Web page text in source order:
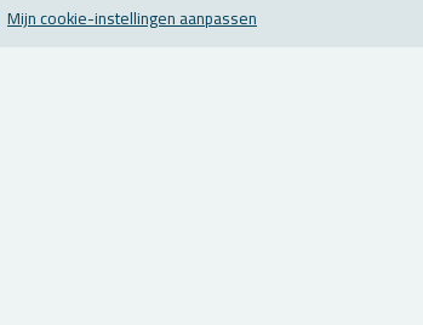
Mijn coo­kie-in­stel­lin­gen aan­pas­sen